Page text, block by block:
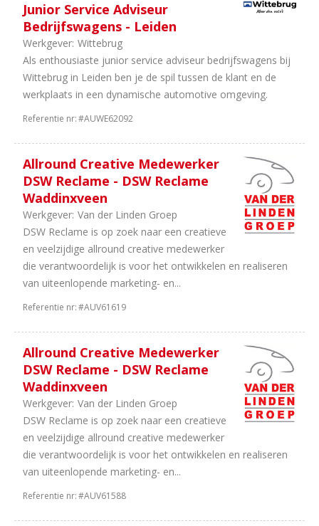
Junior Service Adviseur
Bedrijfswagens - Leiden
Werkgever: Wittebrug
Als enthousiaste junior service adviseur bedrijfswagens bij
Wittebrug in Leiden ben je de spil tussen de klant en de
werkplaats in een dynamische automotive omgeving.
Referentie nr:#AUWE62092
Allround Creative Medewerker
DSW Reclame - DSW Reclame
Waddinxveen
Werkgever: Van der Linden Groep
DSW Reclame is op zoek naar een creatieve
en veelzijdige allround creative medewerker
die verantwoordelijk is voor het ontwikkelen en realiseren
van uiteenlopende marketing- en...
Referentie nr:#AUV61619
Allround Creative Medewerker
DSW Reclame - DSW Reclame
Waddinxveen
Werkgever: Van der Linden Groep
DSW Reclame is op zoek naar een creatieve
en veelzijdige allround creative medewerker
die verantwoordelijk is voor het ontwikkelen en realiseren
van uiteenlopende marketing- en...
Referentie nr:#AUV61588